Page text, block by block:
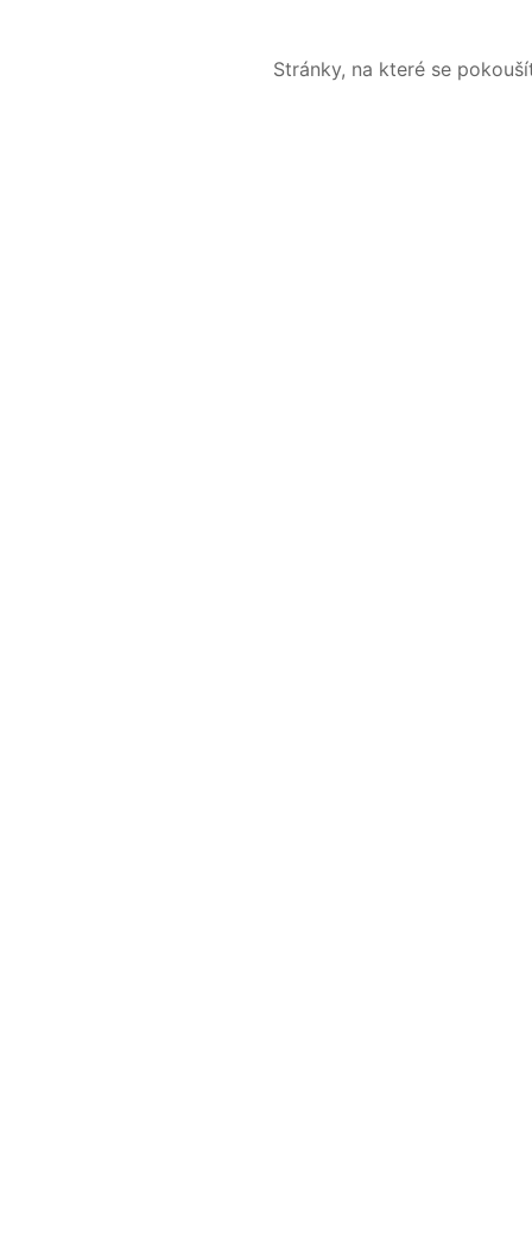
Stránky, na které se